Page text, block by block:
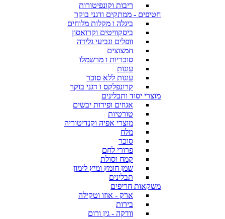
ריבות וקונפיטורות
חטיפים - ממתקים ודגני בוקר
ביגלה ו מקלות מלוחים
ביסקוויטים וקרואסון
וופלים וגביעי גלידה
חמצוצים
סוכריות ו מרשמלו
עוגות
עוגות ללא סוכר
קרונפלקס ו דגני בוקר
מוצרי יסוד ותבלינים
אגוזים ופירות יבשים
טורטיות
מוצרי אפיה וקנדיטוריה
מלח
סוכר
פרורי לחם
קמח וסולת
שמן חומץ ומיץ לימון
תבלינים
משקאות חריפים
ארק - אוזו וטקילה
בירות
וודקה - גין ורום